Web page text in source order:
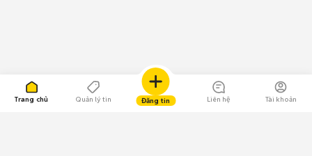
Trang chủ Quản lý tin Đăng tin Liên hệ Tài khoản